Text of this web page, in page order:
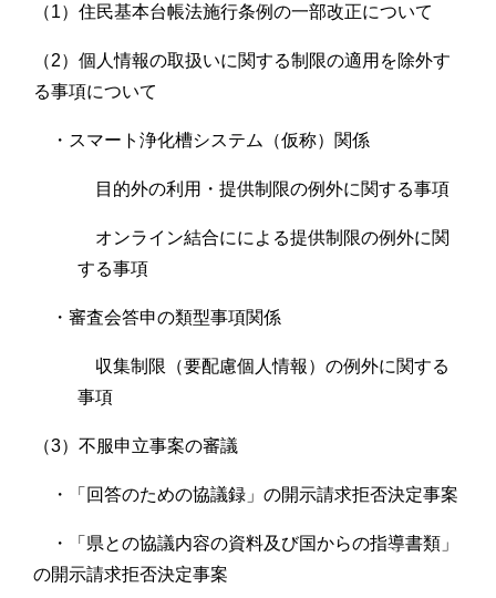
（1）住民基本台帳法施行条例の一部改正について
（2）個人情報の取扱いに関する制限の適用を除外す
る事項について
・スマート浄化槽システム（仮称）関係
目的外の利用・提供制限の例外に関する事項
オンライン結合にによる提供制限の例外に関
する事項
・審査会答申の類型事項関係
収集制限（要配慮個人情報）の例外に関する
事項
（3）不服申立事案の審議
・「回答のための協議録」の開示請求拒否決定事案
・「県との協議内容の資料及び国からの指導書類」
の開示請求拒否決定事案